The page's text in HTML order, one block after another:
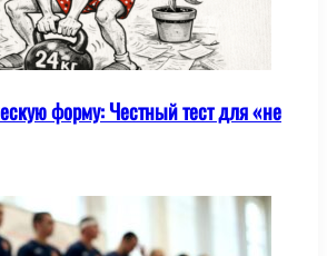
форму: Честный тест для «не